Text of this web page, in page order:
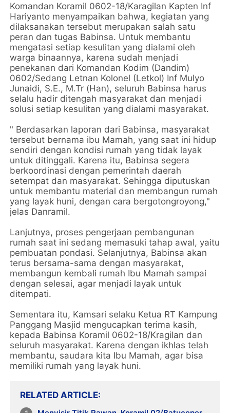
Komandan Koramil 0602-18/Karagilan Kapten Inf
Hariyanto menyampaikan bahwa, kegiatan yang
dilaksanakan tersebut merupakan salah satu
peran dan tugas Babinsa. Untuk membantu
mengatasi setiap kesulitan yang dialami oleh
warga binaannya, karena sudah menjadi
penekanan dari Komandan Kodim (Dandim)
0602/Sedang Letnan Kolonel (Letkol) Inf Mulyo
Junaidi, S.E., M.Tr (Han), seluruh Babinsa harus
selalu hadir ditengah masyarakat dan menjadi
solusi setiap kesulitan yang dialami masyarakat.
" Berdasarkan laporan dari Babinsa, masyarakat
tersebut bernama ibu Mamah, yang saat ini hidup
sendiri dengan kondisi rumah yang tidak layak
untuk ditinggali. Karena itu, Babinsa segera
berkoordinasi dengan pemerintah daerah
setempat dan masyarakat. Sehingga diputuskan
untuk membantu material dan membangun rumah
yang layak huni, dengan cara bergotongroyong,"
jelas Danramil.
Lanjutnya, proses pengerjaan pembangunan
rumah saat ini sedang memasuki tahap awal, yaitu
pembuatan pondasi. Selanjutnya, Babinsa akan
terus bersama-sama dengan masyarakat,
membangun kembali rumah Ibu Mamah sampai
dengan selesai, agar menjadi layak untuk
ditempati.
Sementara itu, Kamsari selaku Ketua RT Kampung
Panggang Masjid mengucapkan terima kasih,
kepada Babinsa Koramil 0602-18/Kragilan dan
seluruh masyarakat. Karena dengan ikhlas telah
membantu, saudara kita Ibu Mamah, agar bisa
memiliki rumah yang layak huni.
RELATED ARTICLE